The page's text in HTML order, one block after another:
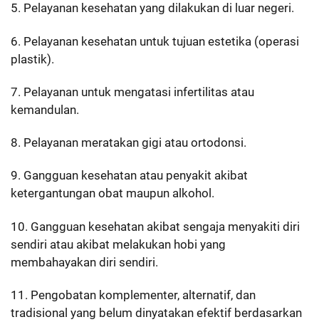
5. Pelayanan kesehatan yang dilakukan di luar negeri.
6. Pelayanan kesehatan untuk tujuan estetika (operasi
plastik).
7. Pelayanan untuk mengatasi infertilitas atau
kemandulan.
8. Pelayanan meratakan gigi atau ortodonsi.
9. Gangguan kesehatan atau penyakit akibat
ketergantungan obat maupun alkohol.
10. Gangguan kesehatan akibat sengaja menyakiti diri
sendiri atau akibat melakukan hobi yang
membahayakan diri sendiri.
11. Pengobatan komplementer, alternatif, dan
tradisional yang belum dinyatakan efektif berdasarkan